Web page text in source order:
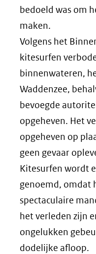
bedoeld was om
maken.
Volgens het
kitesurfen
binnenwateren,
Waddenzee,
bevoegde
opgeheven. Het
opgeheven op
geen gevaar
Kitesurfen wordt
genoemd, omdat
spectaculaire
het verleden zijn
ongelukken
dodelijke afloop.